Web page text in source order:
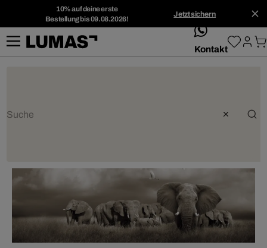
10% auf deine erste
Bestellung bis 09.08.2026!
Jetzt sichern
whatsApp
Kontakt